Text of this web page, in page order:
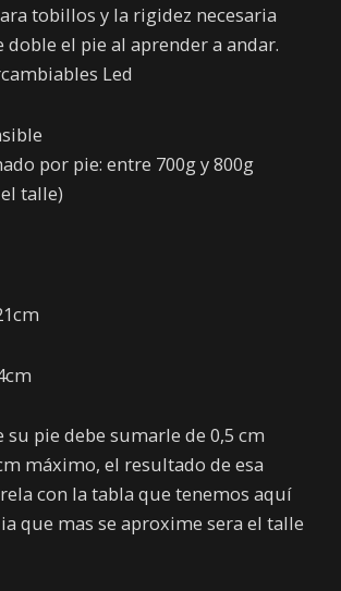
tobillos y la rigidez necesaria
doble el pie al aprender a andar.
Led
por pie: entre 700g y 800g
talle)
su pie debe sumarle de 0,5 cm
máximo, el resultado de esa
con la tabla que tenemos aquí
que mas se aproxime sera el talle